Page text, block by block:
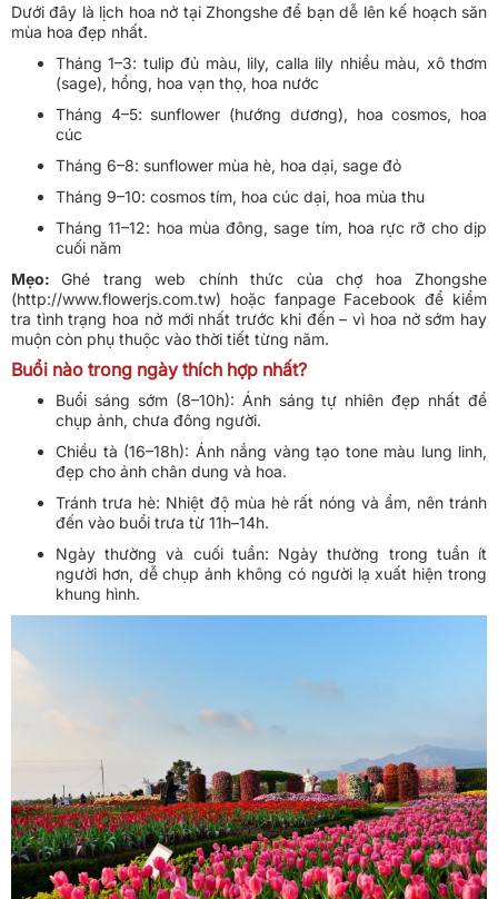
Dưới đây là lịch hoa nở tại Zhongshe để bạn dễ lên kế hoạch săn
mùa hoa đẹp nhất.
Tháng 1–3: tulip đủ màu, lily, calla lily nhiều màu, xô thơm
(sage), hồng, hoa vạn thọ, hoa nước
Tháng 4–5: sunflower (hướng dương), hoa cosmos, hoa
cúc
Tháng 6–8: sunflower mùa hè, hoa dại, sage đỏ
Tháng 9–10: cosmos tím, hoa cúc dại, hoa mùa thu
Tháng 11–12: hoa mùa đông, sage tím, hoa rực rỡ cho dịp
cuối năm
Mẹo:Ghé trang web chính thức của chợ hoa Zhongshe
(http://www.flowerjs.com.tw) hoặc fanpage Facebook để kiểm
tra tình trạng hoa nở mới nhất trước khi đến – vì hoa nở sớm hay
muộn còn phụ thuộc vào thời tiết từng năm.
Buổi nào trong ngày thích hợp nhất?
Buổi sáng sớm (8–10h): Ánh sáng tự nhiên đẹp nhất để
chụp ảnh, chưa đông người.
Chiều tà (16–18h): Ánh nắng vàng tạo tone màu lung linh,
đẹp cho ảnh chân dung và hoa.
Tránh trưa hè: Nhiệt độ mùa hè rất nóng và ẩm, nên tránh
đến vào buổi trưa từ 11h–14h.
Ngày thường và cuối tuần: Ngày thường trong tuần ít
người hơn, dễ chụp ảnh không có người lạ xuất hiện trong
khung hình.